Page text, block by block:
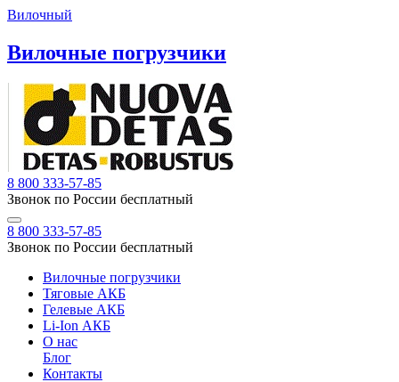
Вилочный
Вилочные погрузчики
8 800 333-57-85
Звонок по России бесплатный
8 800 333-57-85
Звонок по России бесплатный
Вилочные погрузчики
Тяговые АКБ
Гелевые АКБ
Li-Ion АКБ
О нас
Блог
Контакты